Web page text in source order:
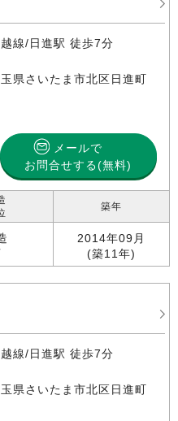
越線/日進駅 徒歩7分
県さいたま市北区日進町
メールで
お問合せする(無料)
築年
2014年09月
(築11年)
越線/日進駅 徒歩7分
県さいたま市北区日進町